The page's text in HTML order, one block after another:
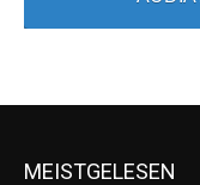
MEISTGELESEN